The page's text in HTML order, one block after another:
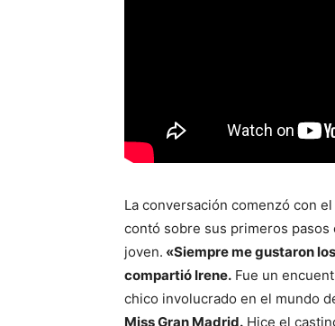
La conversación comenzó con
contó sobre sus primeros
joven. «Siempre me gustaron
compartió Irene. Fue un
chico involucrado en el mundo
Miss Gran Madrid. Hice el